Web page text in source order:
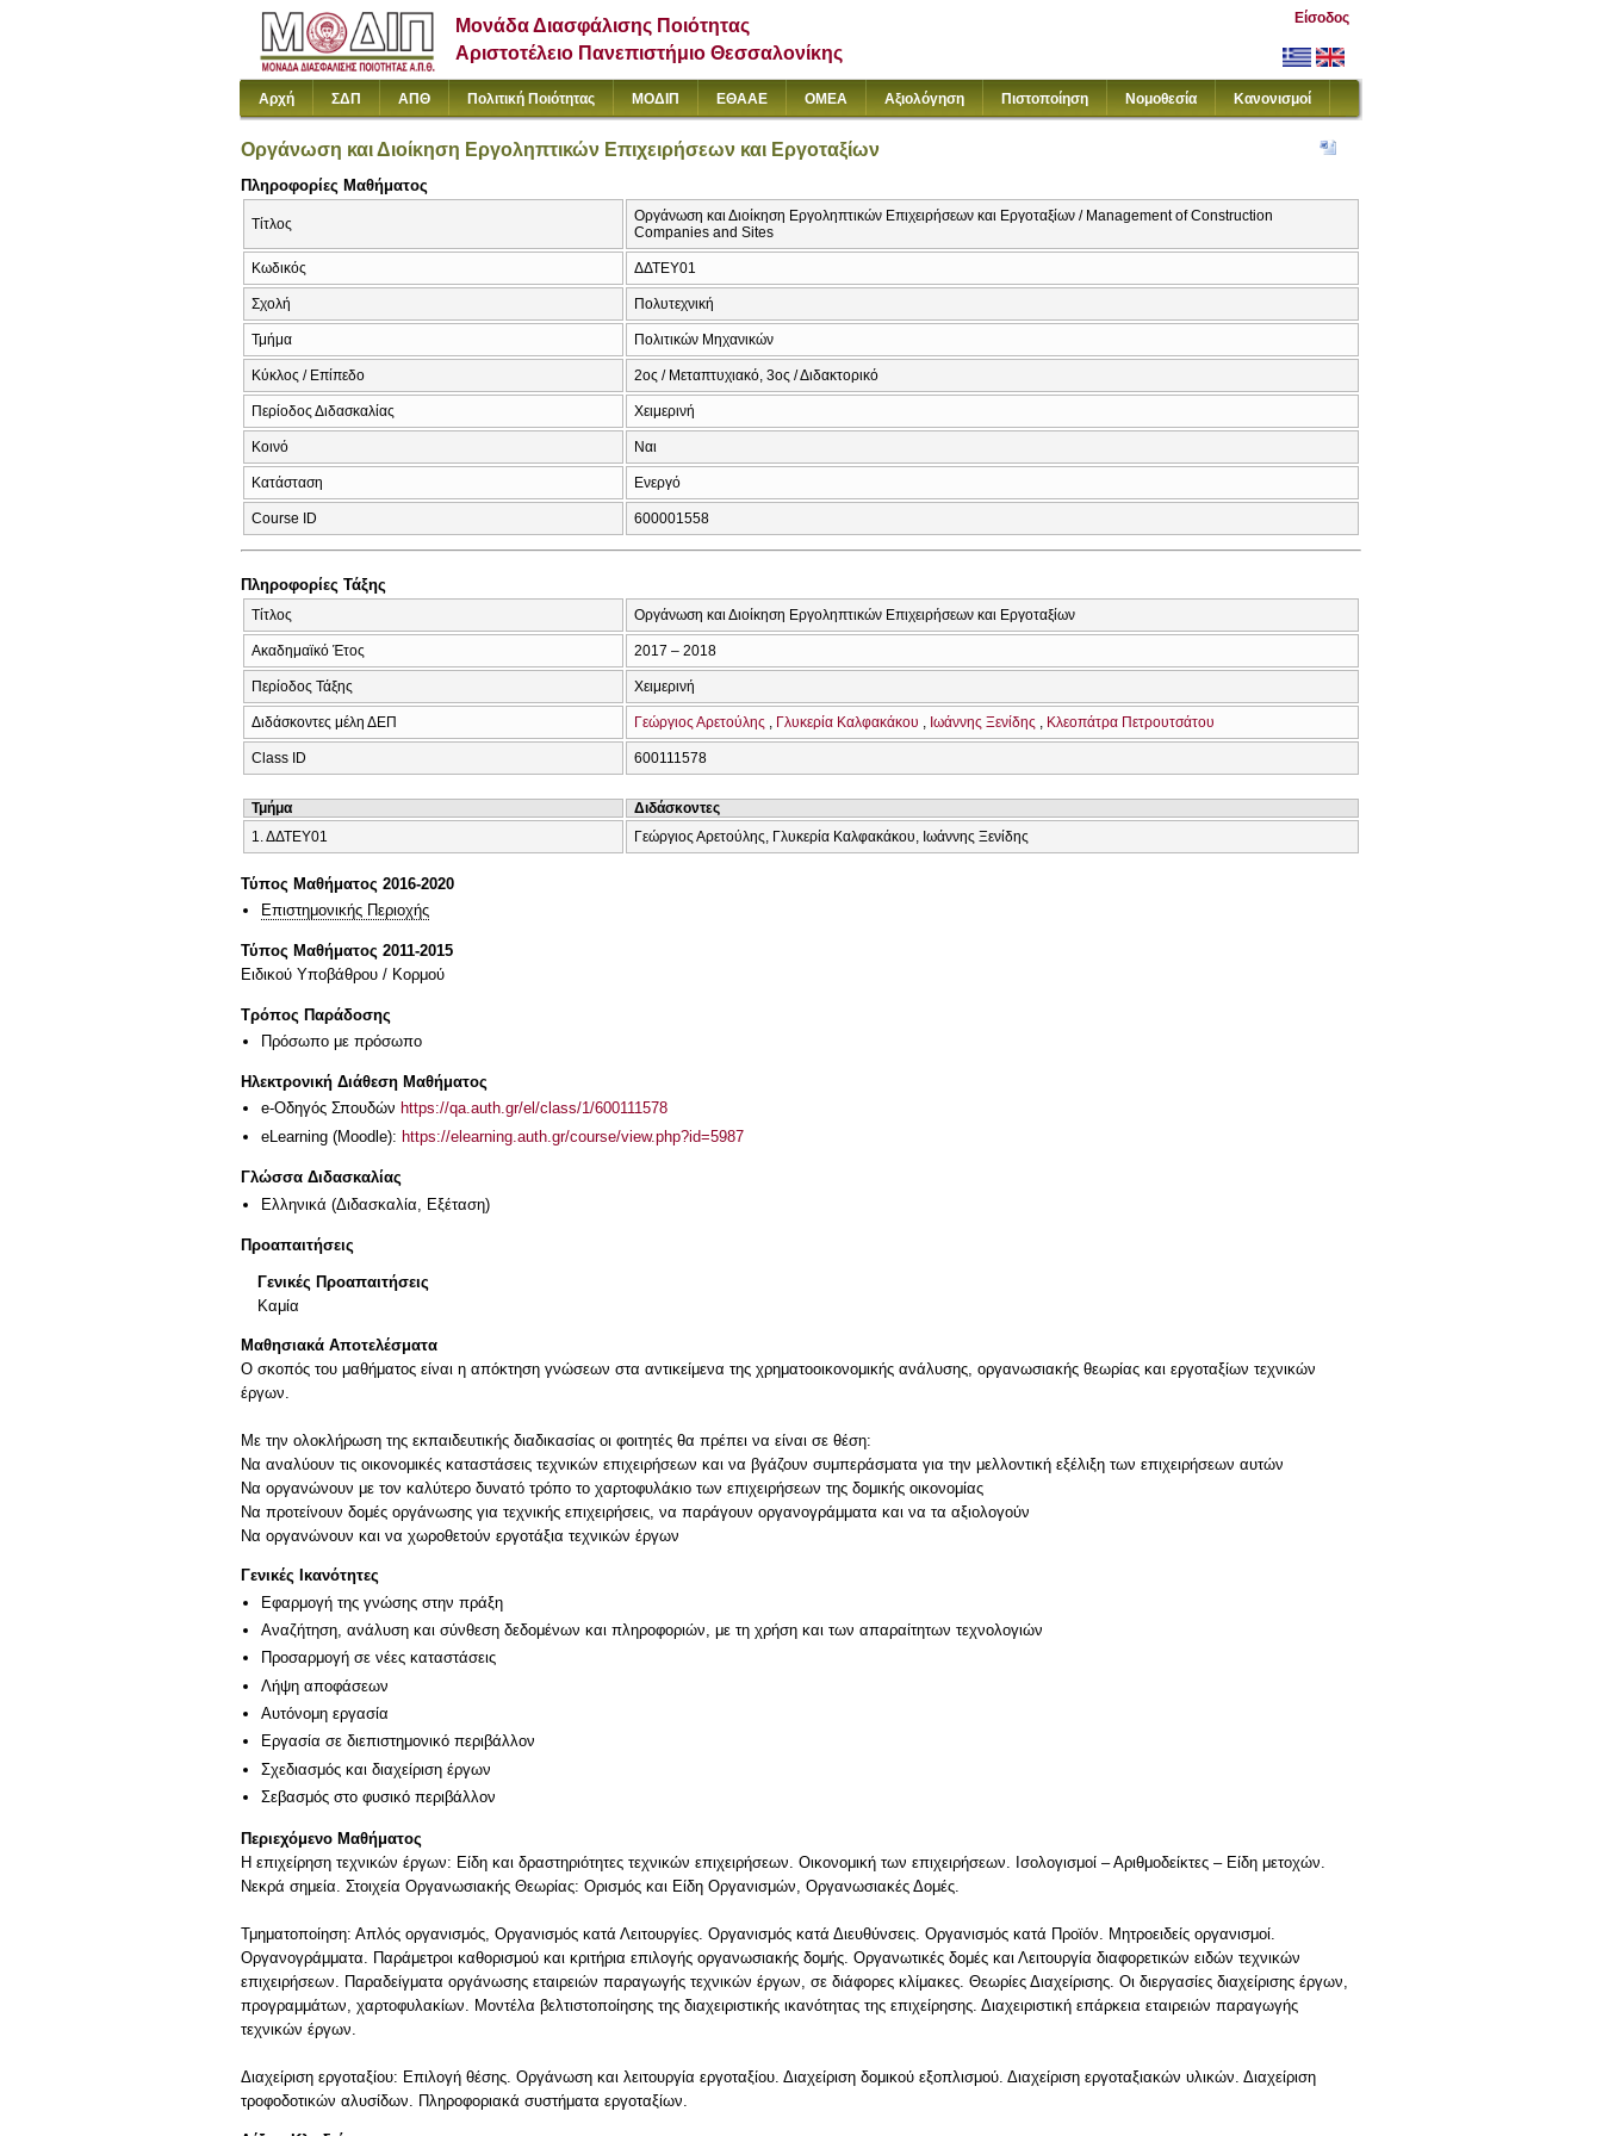
Μονάδα Διασφάλισης Ποιότητας
Αριστοτέλειο Πανεπιστήμιο Θεσσαλονίκης
Είσοδος
Αρχή ΣΔΠ ΑΠΘ Πολιτική Ποιότητας ΜΟΔΙΠ ΕΘΑΑΕ ΟΜΕΑ Αξιολόγηση Πιστοποίηση Νομοθεσία Κανονισμοί
Οργάνωση και Διοίκηση Εργοληπτικών Επιχειρήσεων και Εργοταξίων
Πληροφορίες Μαθήματος
Τίτλος
Οργάνωση και Διοίκηση Εργοληπτικών Επιχειρήσεων και Εργοταξίων / Management of Construction
Companies and Sites
Κωδικός ΔΔΤΕΥ01
Σχολή Πολυτεχνική
Τμήμα Πολιτικών Μηχανικών
Κύκλος / Επίπεδο 2ος / Μεταπτυχιακό, 3ος / Διδακτορικό
Περίοδος Διδασκαλίας Χειμερινή
Κοινό Ναι
Κατάσταση Ενεργό
Course ID 600001558
Πληροφορίες Τάξης
Τίτλος Οργάνωση και Διοίκηση Εργοληπτικών Επιχειρήσεων και Εργοταξίων
Ακαδημαϊκό Έτος 2017 – 2018
Περίοδος Τάξης Χειμερινή
Διδάσκοντες μέλη ΔΕΠ Γεώργιος Αρετούλης Γλυκερία Καλφακάκου Ιωάννης Ξενίδης Κλεοπάτρα Πετρουτσάτου
Class ID 600111578
Τμήμα
Διδάσκοντες
1. ΔΔΤΕΥ01
Γεώργιος Αρετούλης, Γλυκερία Καλφακάκου, Ιωάννης Ξενίδης
Τύπος Μαθήματος 2016-2020
Επιστημονικής Περιοχής
Τύπος Μαθήματος 2011-2015
Ειδικού Υποβάθρου / Κορμού
Τρόπος Παράδοσης
Πρόσωπο με πρόσωπο
Ηλεκτρονική Διάθεση Μαθήματος
e-Οδηγός Σπουδών https://qa.auth.gr/el/class/1/600111578
eLearning (Moodle): https://elearning.auth.gr/course/view.php?id=5987
Γλώσσα Διδασκαλίας
Ελληνικά (Διδασκαλία, Εξέταση)
Προαπαιτήσεις
Γενικές Προαπαιτήσεις
Καμία
Μαθησιακά Αποτελέσματα
Ο σκοπός του μαθήματος είναι η απόκτηση γνώσεων στα αντικείμενα της χρηματοοικονομικής ανάλυσης, οργανωσιακής θεωρίας και εργοταξίων τεχνικών
έργων.
Με την ολοκλήρωση της εκπαιδευτικής διαδικασίας οι φοιτητές θα πρέπει να είναι σε θέση:
Να αναλύουν τις οικονομικές καταστάσεις τεχνικών επιχειρήσεων και να βγάζουν συμπεράσματα για την μελλοντική εξέλιξη των επιχειρήσεων αυτών
Να οργανώνουν με τον καλύτερο δυνατό τρόπο το χαρτοφυλάκιο των επιχειρήσεων της δομικής οικονομίας
Να προτείνουν δομές οργάνωσης για τεχνικής επιχειρήσεις, να παράγουν οργανογράμματα και να τα αξιολογούν
Να οργανώνουν και να χωροθετούν εργοτάξια τεχνικών έργων
Γενικές Ικανότητες
Εφαρμογή της γνώσης στην πράξη
Αναζήτηση, ανάλυση και σύνθεση δεδομένων και πληροφοριών, με τη χρήση και των απαραίτητων τεχνολογιών
Προσαρμογή σε νέες καταστάσεις
Λήψη αποφάσεων
Αυτόνομη εργασία
Εργασία σε διεπιστημονικό περιβάλλον
Σχεδιασμός και διαχείριση έργων
Σεβασμός στο φυσικό περιβάλλον
Περιεχόμενο Μαθήματος
Η επιχείρηση τεχνικών έργων: Είδη και δραστηριότητες τεχνικών επιχειρήσεων. Οικονομική των επιχειρήσεων. Ισολογισμοί – Αριθμοδείκτες – Είδη μετοχών.
Νεκρά σημεία. Στοιχεία Οργανωσιακής Θεωρίας: Ορισμός και Είδη Οργανισμών, Οργανωσιακές Δομές.
Τμηματοποίηση: Απλός οργανισμός, Οργανισμός κατά Λειτουργίες. Οργανισμός κατά Διευθύνσεις. Οργανισμός κατά Προϊόν. Μητροειδείς οργανισμοί.
Οργανογράμματα. Παράμετροι καθορισμού και κριτήρια επιλογής οργανωσιακής δομής. Οργανωτικές δομές και Λειτουργία διαφορετικών ειδών τεχνικών
επιχειρήσεων. Παραδείγματα οργάνωσης εταιρειών παραγωγής τεχνικών έργων, σε διάφορες κλίμακες. Θεωρίες Διαχείρισης. Οι διεργασίες διαχείρισης έργων,
προγραμμάτων, χαρτοφυλακίων. Μοντέλα βελτιστοποίησης της διαχειριστικής ικανότητας της επιχείρησης. Διαχειριστική επάρκεια εταιρειών παραγωγής
τεχνικών έργων.
Διαχείριση εργοταξίου: Επιλογή θέσης. Οργάνωση και λειτουργία εργοταξίου. Διαχείριση δομικού εξοπλισμού. Διαχείριση εργοταξιακών υλικών. Διαχείριση